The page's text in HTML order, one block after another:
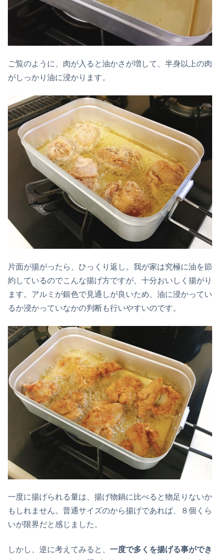
ご覧のように、肉が入ると油かさが増して、半身以上の肉
がしっかり油に浸かります。
片面が揚がったら、ひっくり返し。我が家は究極に油を節
約しているのでこんな揚げ方ですが、十分おいしく揚がり
ます。アルミが銀色で見通しが良いため、油に浸かってい
るか浸かっていなかの判断も行いやすいのです。
一度に揚げられる量は、揚げ物鍋に比べると物足りないか
もしれません。普通サイズのから揚げであれば、８個くら
いが限界だと感じました。
しかし、逆に考えてみると、 一度で多くを揚げる事ができ